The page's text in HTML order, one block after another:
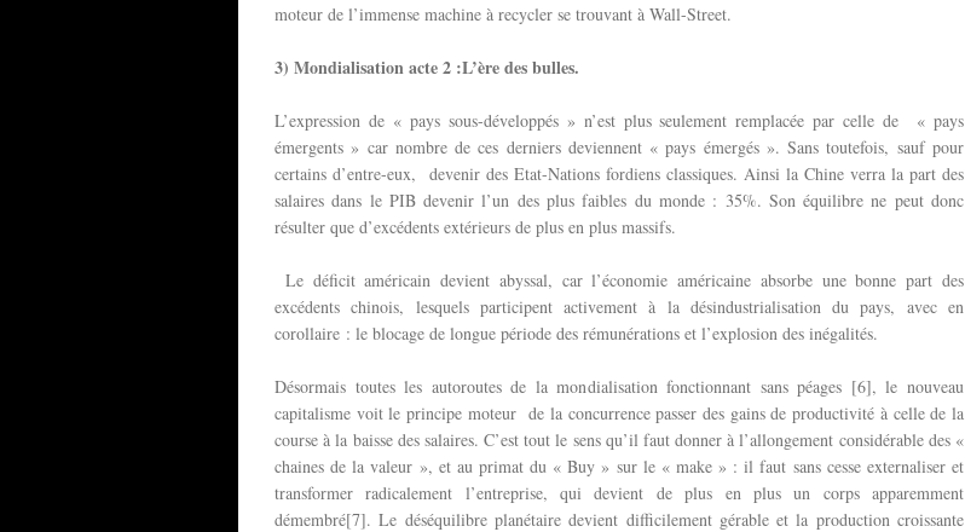
moteur de l’immense machine à recycler se trouvant à Wall-Street.
3) Mondialisation acte 2 :L’ère des bulles.
L’expression de « pays sous-développés » n’est plus seulement remplacée par celle de « pays
émergents » car nombre de ces derniers deviennent « pays émergés ». Sans toutefois, sauf pour
certains d’entre-eux, devenir des Etat-Nations fordiens classiques. Ainsi la Chine verra la part des
salaires dans le PIB devenir l’un des plus faibles du monde : 35%. Son équilibre ne peut donc
résulter que d’excédents extérieurs de plus en plus massifs.
Le déficit américain devient abyssal, car l’économie américaine absorbe une bonne part des
excédents chinois, lesquels participent activement à la désindustrialisation du pays, avec en
corollaire : le blocage de longue période des rémunérations et l’explosion des inégalités.
Désormais toutes les autoroutes de la mondialisation fonctionnant sans péages [6], le nouveau
capitalisme voit le principe moteur de la concurrence passer des gains de productivité à celle de la
course à la baisse des salaires. C’est tout le sens qu’il faut donner à l’allongement considérable des «
chaines de la valeur », et au primat du « Buy » sur le « make » : il faut sans cesse externaliser et
transformer radicalement l’entreprise, qui devient de plus en plus un corps apparemment
démembré[7]. Le déséquilibre planétaire devient difficilement gérable et la production croissante